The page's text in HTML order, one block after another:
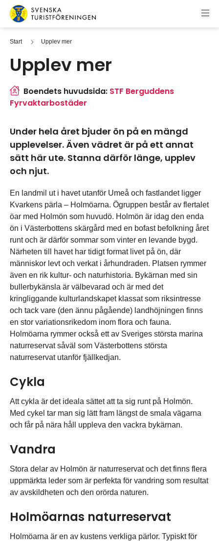
Hoppa till innehåll
Svenska Turistföreningen
Start Upplev mer
Upplev mer
Boendets huvudsida: STF Berguddens
Fyrvaktarbostäder
Under hela året bjuder ön på en mängd
upplevelser. Även vädret är på ett annat
sätt här ute. Stanna därför länge, upplev
och njut.
En landmil ut i havet utanför Umeå och fastlandet ligger
Kvarkens pärla – Holmöarna. Ögruppen består av flertalet
öar med Holmön som huvudö. Holmön är idag den enda
ön i Västerbottens skärgård med en bofast befolkning året
runt och är därför sommar som vinter en levande bygd.
Närheten till havet har tidigt format livet på ön, där
människor levt och verkat i århundraden. Platsen rymmer
även en rik kultur- och naturhistoria. Bykärnan med sin
bullerbykänsla är välbevarad och är med det
kringliggande kulturlandskapet klassat som riksintresse
och tack vare (den ännu pågående) landhöjningen finns
en stor variationsrikedom inom flora och fauna.
Holmöarna rymmer också ett av Sveriges största marina
naturreservat såväl som Västerbottens största
naturreservat utanför fjällkedjan.
Cykla
Att cykla är det ideala sättet att ta sig runt på Holmön.
Med cykel tar man sig lätt fram längst de smala vägarna
och får på nära håll uppleva den vackra bykärnan.
Vandra
Stora delar av Holmön är naturreservat och det finns flera
uppmärkta leder som är perfekta för vandring som resultat
av avskildheten och den orörda naturen.
Holmöarnas naturreservat
Holmöarna är en av kustens verkliga pärlor. Typiskt för